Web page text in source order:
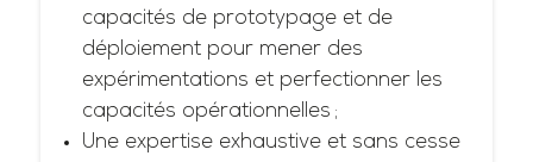
capacités de prototypage et de
déploiement pour mener des
expérimentations et perfectionner les
capacités opérationnelles ;
Une expertise exhaustive et sans cesse